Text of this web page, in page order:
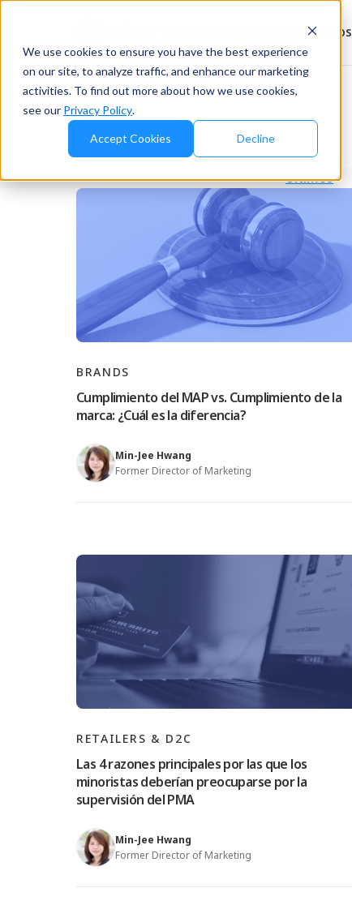
We use cookies to ensure you have the best experience
on our site, to analyze traffic, and enhance our marketing
activities. To find out more about how we use cookies,
see our Privacy Policy.
Accept Cookies Decline
Recursos
Últimos
BRANDS
Cumplimiento del MAP vs. Cumplimiento de la
marca: ¿Cuál es la diferencia?
Min-Jee Hwang
Former Director of Marketing
RETAILERS & D2C
Las 4 razones principales por las que los
minoristas deberían preocuparse por la
supervisión del PMA
Min-Jee Hwang
Former Director of Marketing